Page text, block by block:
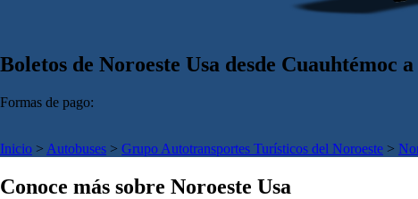
Boletos de Noroeste Usa desde Cuauhtémoc
Formas de pago:
Inicio > Autobuses > Grupo Autotransportes Turísticos del Noroeste >
Conoce más sobre Noroeste Usa